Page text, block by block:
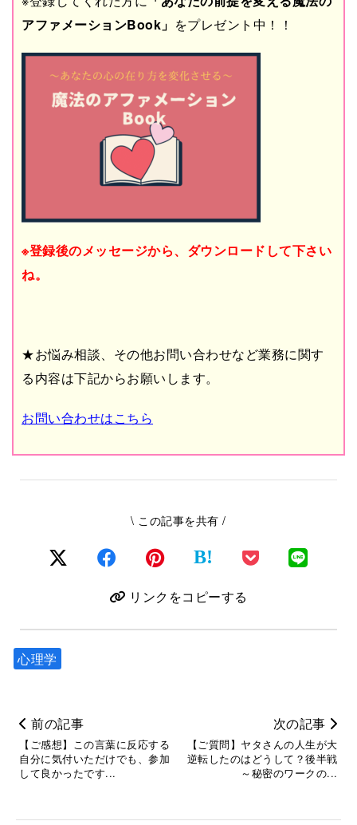
アファメーションBook」 をプレゼント中！！
※登録後のメッセージから、ダウンロードして下さい
ね。
★お悩み相談、その他お問い合わせなど業務に関す
る内容は下記からお願いします。
お問い合わせはこちら
\ この記事を共有 /
B!
リンクをコピーする
心理学
前の記事
【ご感想】この言葉に反応する
自分に気付いただけでも、参加
して良かったです...
次の記事
【ご質問】ヤタさんの人生が大
逆転したのはどうして？後半戦
～秘密のワークの...